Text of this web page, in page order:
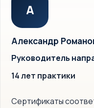
А
Александр
Руководитель
14 лет практики
Сертификаты